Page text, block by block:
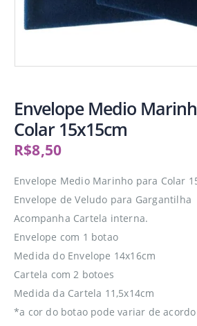
Envelope Medio
Colar 15x15cm
R$8,50
Envelope Medio Marinho para Colar
Envelope de Veludo para Gargantilha
Acompanha Cartela interna.
Envelope com 1 botao
Medida do Envelope 14x16cm
Cartela com 2 botoes
Medida da Cartela 11,5x14cm
*a cor do botao pode variar de